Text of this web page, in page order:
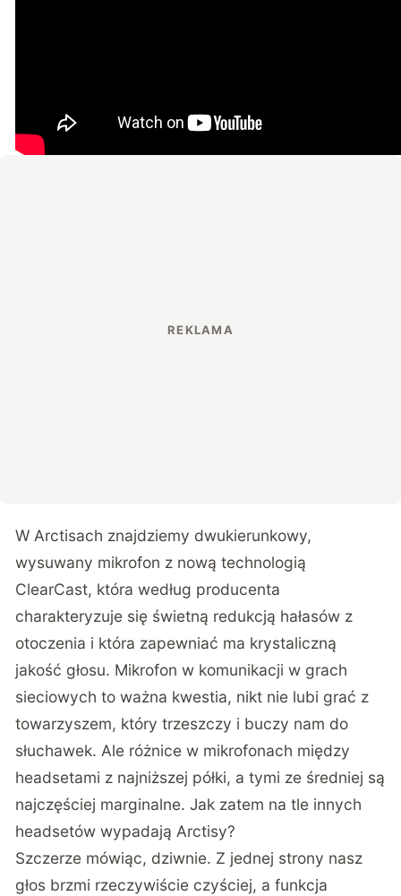
W Arctisach znajdziemy dwukierunkowy,
wysuwany mikrofon z nową technologią
ClearCast, która według producenta
charakteryzuje się świetną redukcją hałasów z
otoczenia i która zapewniać ma krystaliczną
jakość głosu. Mikrofon w komunikacji w grach
sieciowych to ważna kwestia, nikt nie lubi grać z
towarzyszem, który trzeszczy i buczy nam do
słuchawek. Ale różnice w mikrofonach między
headsetami z najniższej półki, a tymi ze średniej są
najczęściej marginalne. Jak zatem na tle innych
headsetów wypadają Arctisy?
Szczerze mówiąc, dziwnie. Z jednej strony nasz
głos brzmi rzeczywiście czyściej, a funkcja